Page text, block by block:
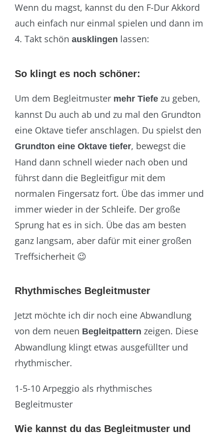
Wenn du magst, kannst du den F-Dur Akkord
auch einfach nur einmal spielen und dann im
4. Takt schön ausklingen lassen:
So klingt es noch schöner:
Um dem Begleitmuster mehr Tiefe zu geben,
kannst Du auch ab und zu mal den Grundton
eine Oktave tiefer anschlagen. Du spielst den
Grundton eine Oktave tiefer, bewegst die
Hand dann schnell wieder nach oben und
führst dann die Begleitfigur mit dem
normalen Fingersatz fort. Übe das immer und
immer wieder in der Schleife. Der große
Sprung hat es in sich. Übe das am besten
ganz langsam, aber dafür mit einer großen
Treffsicherheit 😉
Rhythmisches Begleitmuster
Jetzt möchte ich dir noch eine Abwandlung
von dem neuen Begleitpattern zeigen. Diese
Abwandlung klingt etwas ausgefüllter und
rhythmischer.
1-5-10 Arpeggio als rhythmisches
Begleitmuster
Wie kannst du das Begleitmuster und